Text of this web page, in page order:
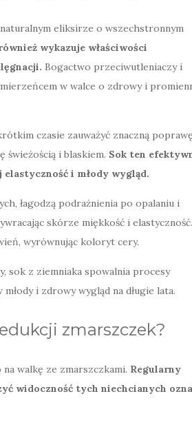
eliksirze o wszechstronnym
wykazuje właściwości
Bogactwo przeciwutleniaczy i
w walce o zdrowy i
czasie zauważyć znaczną poprawę
świeżością i blaskiem. Sok ten
elastyczność i młody wygląd.
łagodzą podrażnienia po opalaniu i
skórze miękkość i elastyczność.
wyrównując koloryt cery.
sok z ziemniaka spowalnia procesy
i zdrowy wygląd na długie lata.
zmarszczek?
walkę ze zmarszczkami. Regularny
widoczność tych niechcianych